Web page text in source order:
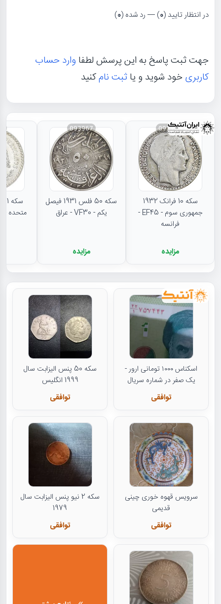
در انتظار تایید (0) — رد شده (0
)
جهت ثبت پاسخ به این پرسش لطفا وارد حساب
کاربریخود شوید و یاثبت نامکنید
093968
سکه 10 فرانک 1932
جمهوری سوم - EF45 -
فرانسه
مزایده
093967
سکه 50 فلس 1931 فیصل
یکم - VF30 - عراق
مزایده
متحده - MS62 - مکزیک
اسکناس ۱۰۰۰ تومانی ارور -
یک صفر در شماره سریال
توافقی
سکه 50 پنس الیزابت سال
1999 انگلیس
توافقی
سرویس قهوه خوری چینی
قدیمی
توافقی
سکه 2 نیو پنس الیزابت سال
1979
توافقی